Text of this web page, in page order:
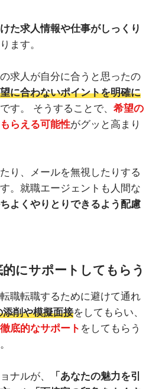
た求人情報や仕事がしっくり
ます。
求人が自分に合うと思ったの
に合わないポイントを明確に
す。 そうすることで、 希望の
らえる可能性がグッと高まり
り、メールを無視したりする
。就職エージェントも人間な
よくやりとりできるよう配慮
にサポートしてもらう
職転職するために避けて通れ
削や模擬面接をしてもらい、
底的なサポート をしてもらう
ナルが、
「あなたの魅力を引